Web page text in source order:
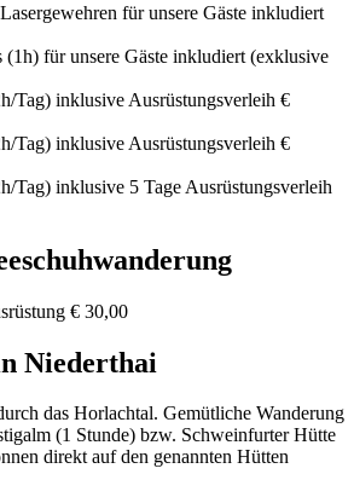
für unsere Gäste inkludiert
(1h) für unsere Gäste inkludiert (exklusive
Tag) inklusive Ausrüstungsverleih €
Tag) inklusive Ausrüstungsverleih €
Tag) inklusive 5 Tage Ausrüstungsverleih
€ 30,00
Niederthai
das Horlachtal. Gemütliche Wanderung
(1 Stunde) bzw. Schweinfurter Hütte
direkt auf den genannten Hütten